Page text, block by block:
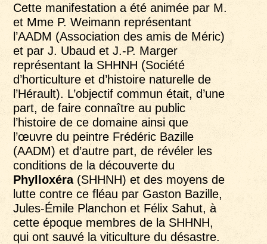
Cette manifestation a été animée par M.
et Mme P. Weimann représentant
l’AADM (Association des amis de Méric)
et par J. Ubaud et J.-P. Marger
représentant la SHHNH (Société
d’horticulture et d’histoire naturelle de
l’Hérault). L’objectif commun était, d’une
part, de faire connaître au public
l’histoire de ce domaine ainsi que
l’œuvre du peintre Frédéric Bazille
(AADM) et d’autre part, de révéler les
conditions de la découverte du
Phylloxéra (SHHNH) et des moyens de
lutte contre ce fléau par Gaston Bazille,
Jules-Émile Planchon et Félix Sahut, à
cette époque membres de la SHHNH,
qui ont sauvé la viticulture du désastre.